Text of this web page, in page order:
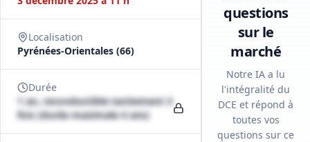
Localisation
Pyrénées‑Orientales (66)
Durée
1 an, reconductible tacitement 3
fois (durée maximale 4 ans)
questions
sur le
marché
Notre IA a lu
l'intégralité du
DCE et répond à
toutes vos
questions sur ce